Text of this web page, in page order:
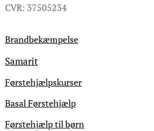
CVR: 37505234
Brandbekæmpelse
Samarit
Førstehjælpskurser
Basal Førstehjælp
Førstehjælp til børn